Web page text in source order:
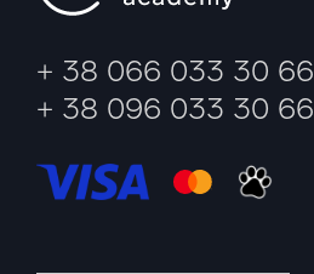
+ 38 066 033 30 66
+ 38 096 033 30 66